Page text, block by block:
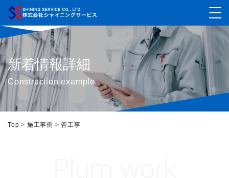
新着情報詳細
Construction example
Top > 施工事例 >管工事